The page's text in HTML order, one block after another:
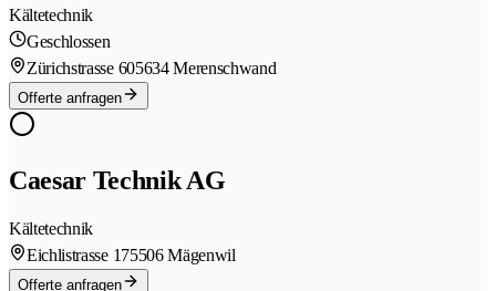
Kältetechnik
Geschlossen
Zürichstrasse 605634 Merenschwand
Offerte anfragen
Caesar Technik AG
Kältetechnik
Eichlistrasse 175506 Mägenwil
Offerte anfragen